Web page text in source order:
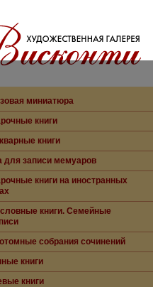
миниатюра
книги
книги
для записи мемуаров
книги на иностранных
книги. Семейные
собрания сочинений
книги
книги